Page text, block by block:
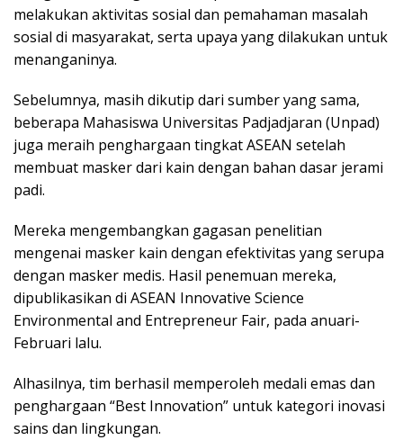
melakukan aktivitas sosial dan pemahaman masalah
sosial di masyarakat, serta upaya yang dilakukan untuk
menanganinya.
Sebelumnya, masih dikutip dari sumber yang sama,
beberapa Mahasiswa Universitas Padjadjaran (Unpad)
juga meraih penghargaan tingkat ASEAN setelah
membuat masker dari kain dengan bahan dasar jerami
padi.
Mereka mengembangkan gagasan penelitian
mengenai masker kain dengan efektivitas yang serupa
dengan masker medis. Hasil penemuan mereka,
dipublikasikan di ASEAN Innovative Science
Environmental and Entrepreneur Fair, pada anuari-
Februari lalu.
Alhasilnya, tim berhasil memperoleh medali emas dan
penghargaan “Best Innovation” untuk kategori inovasi
sains dan lingkungan.